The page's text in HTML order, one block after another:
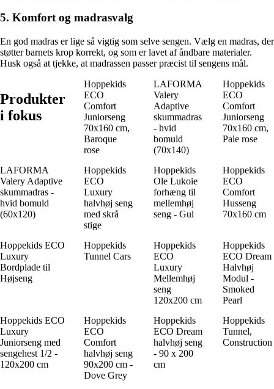
5. Komfort og madrasvalg
En god madras er lige så vigtig som selve sengen. Vælg en madras, der
støtter barnets krop korrekt, og som er lavet af åndbare materialer.
Husk også at tjekke, at madrassen passer præcist til sengens mål.
Produkter
i fokus
Hoppekids
ECO
Comfort
Juniorseng
70x160 cm,
Baroque
rose
LAFORMA
Valery
Adaptive
skummadras
- hvid
bomuld
(70x140)
Hoppekids
ECO
Comfort
Juniorseng
70x160 cm,
Pale rose
LAFORMA
Valery Adaptive
skummadras -
hvid bomuld
(60x120)
Hoppekids
ECO
Luxury
halvhøj seng
med skrå
stige
Hoppekids
Ole Lukoie
forhæng til
mellemhøj
seng - Gul
Hoppekids
ECO
Comfort
Husseng
70x160 cm
Hoppekids ECO
Luxury
Bordplade til
Højseng
Hoppekids
Tunnel Cars
Hoppekids
ECO
Luxury
Mellemhøj
seng
120x200 cm
Hoppekids
ECO Dream
Halvhøj
Modul -
Smoked
Pearl
Hoppekids ECO
Luxury
Juniorseng med
sengehest 1/2 -
120x200 cm
Hoppekids
ECO
Comfort
halvhøj seng
90x200 cm -
Dove Grey
Hoppekids
ECO Dream
halvhøj seng
- 90 x 200
cm
Hoppekids
Tunnel,
Construction